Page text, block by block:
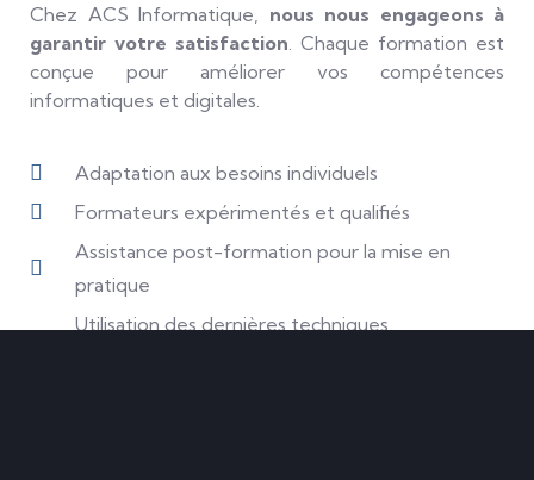
Chez ACS Informatique, nous nous engageons à
garantir votre satisfaction. Chaque formation est
conçue pour améliorer vos compétences
informatiques et digitales.
Adaptation aux besoins individuels
Formateurs expérimentés et qualifiés
Assistance post-formation pour la mise en
pratique
Utilisation des dernières techniques